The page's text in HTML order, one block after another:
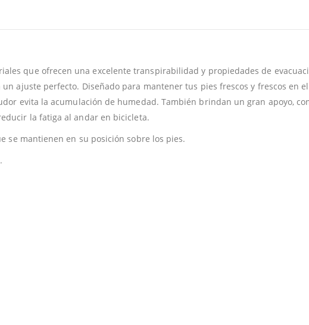
que ofrecen una excelente transpirabilidad y propiedades de
ajuste perfecto. Diseñado para mantener tus pies frescos y frescos en el
evita la acumulación de humedad. También brindan un gran apoyo,
la fatiga al andar en bicicleta.
se mantienen en su posición sobre los pies.